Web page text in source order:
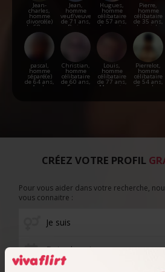
Jean-
charles,
homme
divorcé(e)
de 68 ans,
Toulouse
Jean,
homme
veuf/veuve
de 71 ans,
Barjac
Hugues,
homme
célibataire
de 57 ans,
Lauzerte
Pierre,
homme
célibataire
de 35 ans,
Laguiole
pascal,
homme
séparé(e)
de 64 ans,
Auch
Christian,
homme
célibataire
de 60 ans,
Éauze
Louis,
homme
célibataire
de 77 ans,
Mauguio
Pierrelot,
homme
célibataire
de 54 ans,
Gourdon
CRÉEZ VOTRE PROFIL
Pour vous aider dans votre recherche,
vous connaitre :
Date de naissance